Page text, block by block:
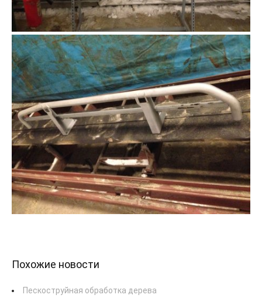
Похожие новости
Пескоструйная обработка дерева